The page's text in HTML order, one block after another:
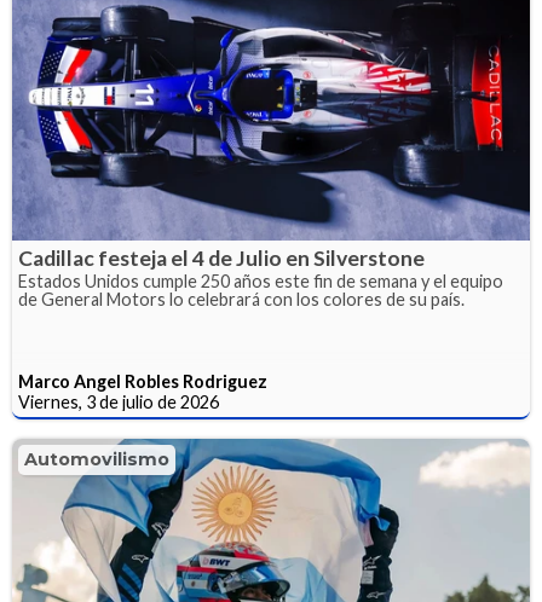
Cadillac festeja el 4 de Julio en Silverstone
Estados Unidos cumple 250 años este fin de semana y el equipo
de General Motors lo celebrará con los colores de su país.
Marco Angel Robles Rodriguez
Viernes, 3 de julio de 2026
Automovilismo